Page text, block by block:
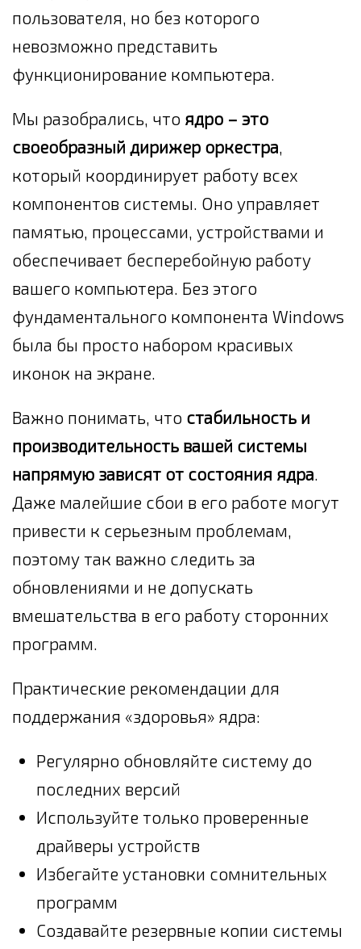
пользователя, но без которого
невозможно представить
функционирование компьютера.
Мы разобрались, что ядро – это
своеобразный дирижер оркестра,
который координирует работу всех
компонентов системы. Оно управляет
памятью, процессами, устройствами и
обеспечивает бесперебойную работу
вашего компьютера. Без этого
фундаментального компонента Windows
была бы просто набором красивых
иконок на экране.
Важно понимать, что стабильность и
производительность вашей системы
напрямую зависят от состояния ядра.
Даже малейшие сбои в его работе могут
привести к серьезным проблемам,
поэтому так важно следить за
обновлениями и не допускать
вмешательства в его работу сторонних
программ.
Практические рекомендации для
поддержания «здоровья» ядра:
Регулярно обновляйте систему до
последних версий
Используйте только проверенные
драйверы устройств
Избегайте установки сомнительных
программ
Создавайте резервные копии системы